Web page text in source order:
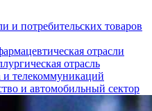
и потребительских товаров
отрасли
отрасль
и телекоммуникаций
и автомобильный сектор